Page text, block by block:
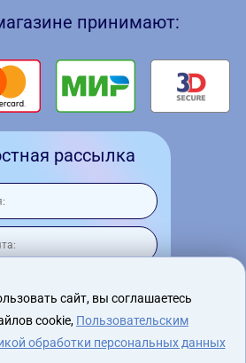
принимают:
рассылка
на обработку персональных
данных
сайт, вы соглашаетесь
cookie, Пользовательским
обработки персональных данных